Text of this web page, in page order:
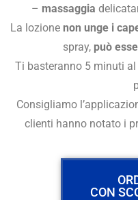
– massaggia
La lozione non unge i
spray, può
Ti basteranno 5 minuti
Consigliamo
clienti hanno notato i
CON